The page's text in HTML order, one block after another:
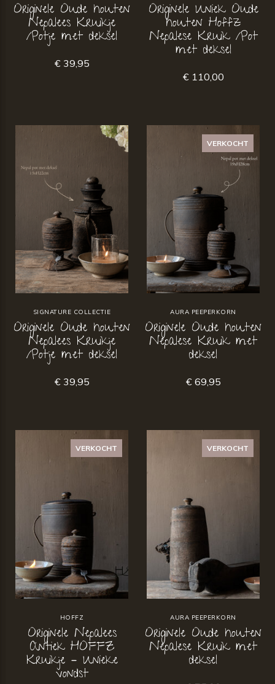
Originele Oude houten
Nepalees Kruikje
/Potje met deksel
€ 39,95
Originele Uniek Oude
houten Hoffz
Nepalese Kruik /Pot
met deksel
€ 110,00
SIGNATURE COLLECTIE
Originele Oude houten
Nepalees Kruikje
/Potje met deksel
€ 39,95
VERKOCHT
AURA PEEPERKORN
Originele Oude houten
Nepalese Kruik met
deksel
€ 69,95
VERKOCHT
HOFFZ
Originele Nepalees
Antiek HOFFZ
Kruikje – Unieke
vondst
VERKOCHT
AURA PEEPERKORN
Originele Oude houten
Nepalese Kruik met
deksel